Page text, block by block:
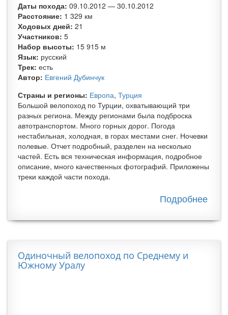
Даты похода: 09.10.2012 — 30.10.2012
Расстояние: 1 329 км
Ходовых дней: 21
Участников: 5
Набор высоты: 15 915 м
Язык: русский
Трек: есть
Автор: Евгений Дубинчук
Страны и регионы: Европа, Турция
Большой велопоход по Турции, охватывающий три
разных региона. Между регионами была подброска
автотранспортом. Много горных дорог. Погода
нестабильная, холодная, в горах местами снег. Ночевки
полевые. Отчет подробный, разделен на несколько
частей. Есть вся техническая информация, подробное
описание, много качественных фотографий. Приложены
треки каждой части похода.
Подробнее
по
Одиночный велопоход по Среднему и
Южному Уралу